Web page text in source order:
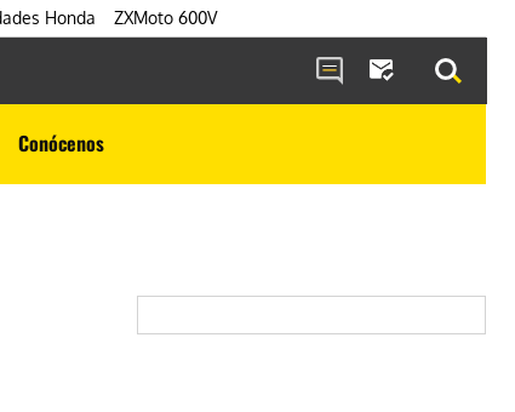
Honda ZXMoto 600V
Conócenos